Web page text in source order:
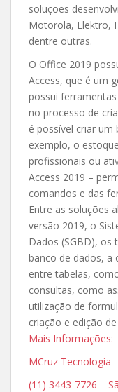
soluções
Motorola, Elektro,
dentre outras.
O Office 2019
Access, que é um
possui
no processo de
é possível criar
exemplo, o
profissionais ou
Access 2019 –
comandos e das
Entre as soluções
versão 2019, o
Dados (SGBD), os
banco de dados, a
entre tabelas,
consultas, como
utilização de
criação e edição
Mais
MCruz
(11) 3443-7726 –